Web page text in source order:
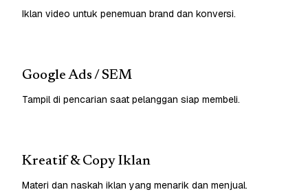
Iklan video untuk penemuan brand dan konversi.
Google Ads / SEM
Tampil di pencarian saat pelanggan siap membeli.
Kreatif & Copy Iklan
Materi dan naskah iklan yang menarik dan menjual.